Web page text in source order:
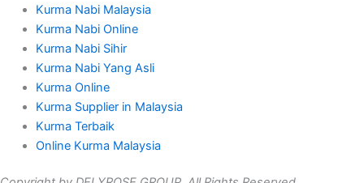
Kurma Nabi Malaysia
Kurma Nabi Online
Kurma Nabi Sihir
Kurma Nabi Yang Asli
Kurma Online
Kurma Supplier in Malaysia
Kurma Terbaik
Online Kurma Malaysia